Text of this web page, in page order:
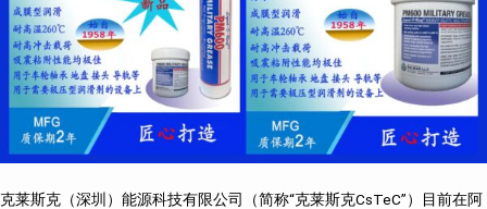
克莱斯克（深圳）能源科技有限公司（简称“克莱斯克CsTeC”）目前在阿